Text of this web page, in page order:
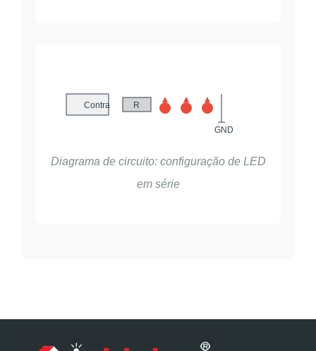
Contra R
GND
Diagrama de circuito: configuração de LED
em série